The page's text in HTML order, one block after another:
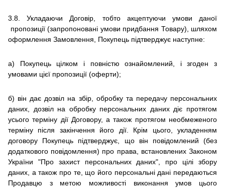
3.8. Укладаючи Договір, тобто
акцептуючи умови даної
пропозиції (запропоновані умови придбання Товару), шляхом
оформлення Замовлення, Покупець підтверджує наступне:
а) Покупець цілком і повністю ознайомлений, і згоден з
умовами цієї пропозиції (оферти);
б) він дає дозвіл на збір, обробку та передачу персональних
даних, дозвіл на обробку персональних даних діє протягом
усього терміну дії Договору, а також протягом необмеженого
терміну після закінчення його дії.
Крім цього, укладенням
договору Покупець підтверджує, що він повідомлений (без
додаткового повідомлення) про права, встановлених Законом
України "Про захист персональних даних", про цілі збору
даних, а також про те, що його персональні дані передаються
Продавцю з метою можливості виконання умов цього